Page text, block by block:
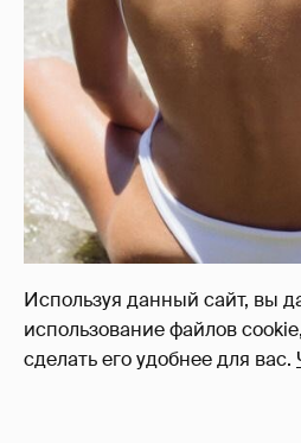
Используя данный сайт, вы
использование файлов
сделать его удобнее для вас.